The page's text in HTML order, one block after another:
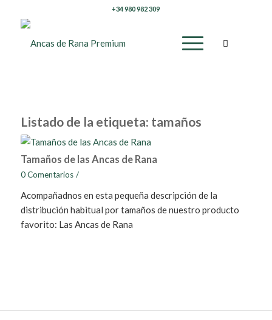
+34 980 982 309
Listado de la etiqueta: tamaños
Tamaños de las Ancas de Rana
0 Comentarios /
Acompañadnos en esta pequeña descripción de la
distribución habitual por tamaños de nuestro producto
favorito: Las Ancas de Rana